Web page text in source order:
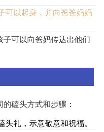
可以起身，并向爸爸妈妈
可以向爸妈传达出他们
磕头方式和步骤：
礼，示意敬意和祝福。